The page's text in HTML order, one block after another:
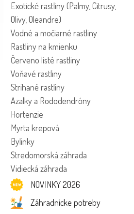
Exotické rastliny (Palmy, Citrusy,
Olivy, Oleandre)
Vodné a močiarné rastliny
Rastliny na kmienku
Červeno listé rastliny
Voňavé rastliny
Strihané rastliny
Azalky a Rododendróny
Hortenzie
Myrta krepová
Bylinky
Stredomorská záhrada
Vidiecká záhrada
NOVINKY 2026
Záhradnícke potreby